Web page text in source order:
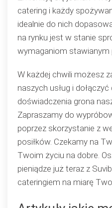
catering i każdy
idealnie do nich
na rynku jest w stanie
wymaganiom stawianym
W każdej chwili możesz
naszych usług i
doświadczenia grona
Zapraszamy do
poprzez skorzystanie z
posiłków. Czekamy na
Twoim życiu na dobre.
pieniądze już teraz z
cateringiem na miarę